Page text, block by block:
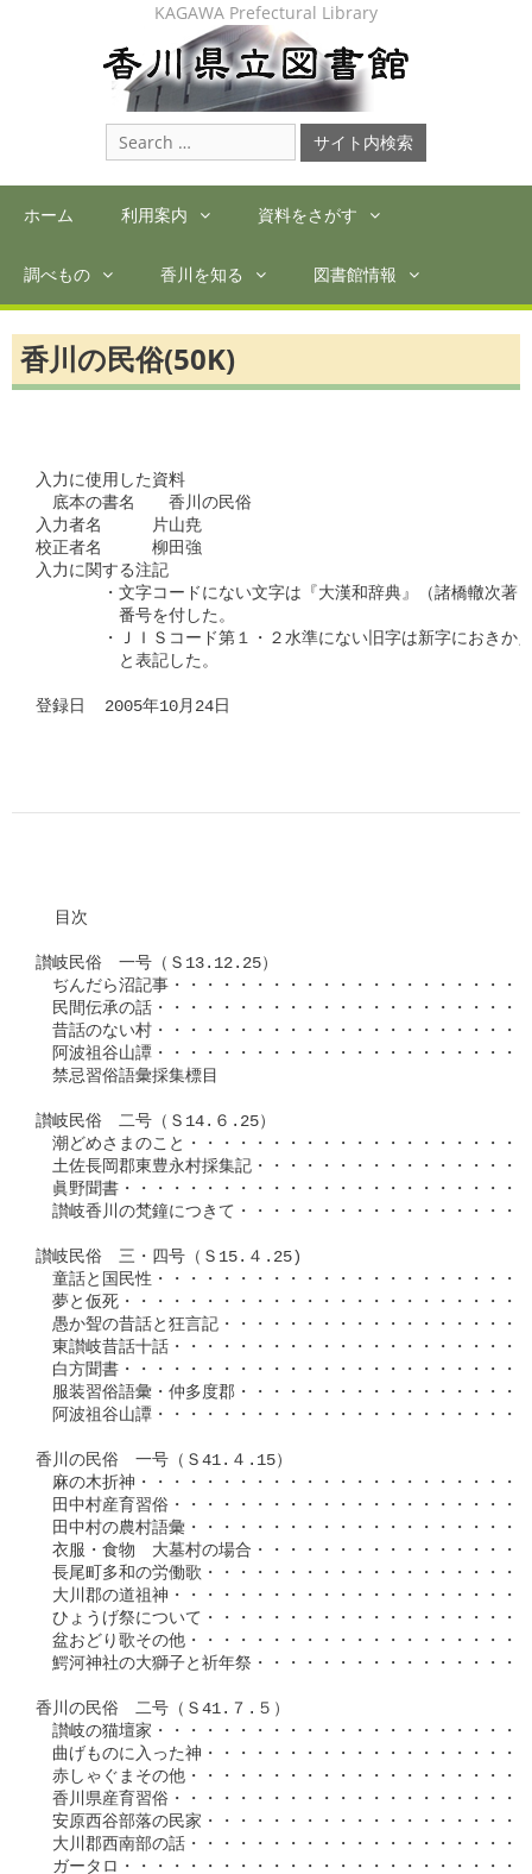
KAGAWA Prefectural Library
Search
for:
ホーム 利用案内 資料をさがす
調べもの 香川を知る 図書館情報
香川の民俗(50K)
入力に使用した資料
底本の書名　　香川の民俗
入力者名　　　片山尭
校正者名　　　柳田強
入力に関する注記
・文字コードにない文字は『大漢和辞典』（諸橋轍次著　
番号を付した。
・ＪＩＳコード第１・２水準にない旧字は新字におきかえ
と表記した。
登録日  2005年10月24日